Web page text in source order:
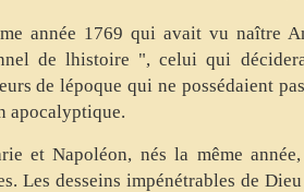
année 1769 qui avait vu naître
de lhistoire ", celui qui
de lépoque qui ne possédaient
apocalyptique.
et Napoléon, nés la même
Les desseins impénétrables de